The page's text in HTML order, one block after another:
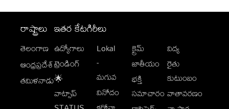
రాష్ట్రాలు
తెలంగాణ
ఆంధ్రప్రదేశ్
తమిళనాడు
ఇతర కేటగిరీలు
ఉద్యోగాలు
ట్రెండింగ్
🌟
వాట్సాప్
Lokal
-
మగువ
వినోదం
క్రైమ్
జాతీయం
భక్తి
సమాచారం
విద్య
రైతు
కుటుంబం
వాతావరణం